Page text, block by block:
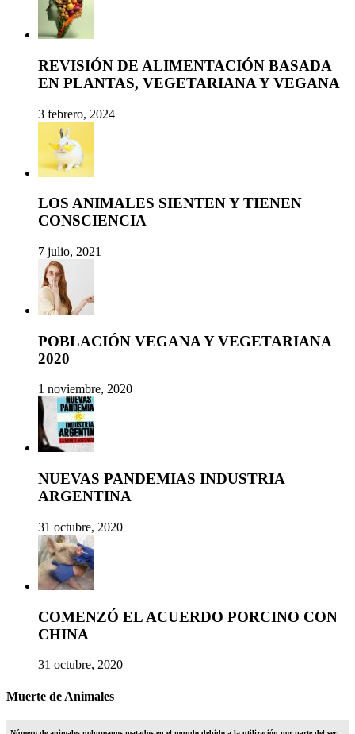
REVISIÓN DE ALIMENTACIÓN BASADA
EN PLANTAS, VEGETARIANA Y VEGANA
3 febrero, 2024
LOS ANIMALES SIENTEN Y TIENEN
CONSCIENCIA
7 julio, 2021
POBLACIÓN VEGANA Y VEGETARIANA
2020
1 noviembre, 2020
NUEVAS PANDEMIAS INDUSTRIA
ARGENTINA
31 octubre, 2020
COMENZÓ EL ACUERDO PORCINO CON
CHINA
31 octubre, 2020
Muerte de Animales